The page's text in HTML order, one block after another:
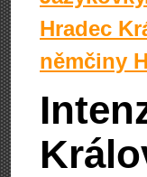
Hradec
němčiny